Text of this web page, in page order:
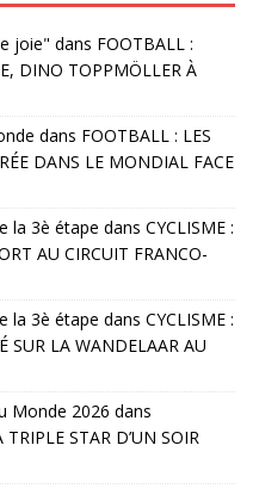
joie" dans FOOTBALL :
DINO TOPPMÖLLER À
dans FOOTBALL : LES
DANS LE MONDIAL FACE
la 3è étape dans CYCLISME :
AU CIRCUIT FRANCO-
la 3è étape dans CYCLISME :
SUR LA WANDELAAR AU
Monde 2026 dans
STAR D’UN SOIR